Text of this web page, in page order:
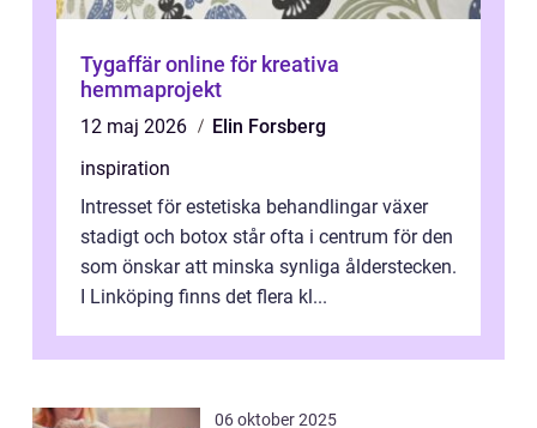
Tygaffär online för kreativa
hemmaprojekt
12 maj 2026
Elin Forsberg
inspiration
Intresset för estetiska behandlingar växer
stadigt och botox står ofta i centrum för den
som önskar att minska synliga ålderstecken.
I Linköping finns det flera kl...
06 oktober 2025